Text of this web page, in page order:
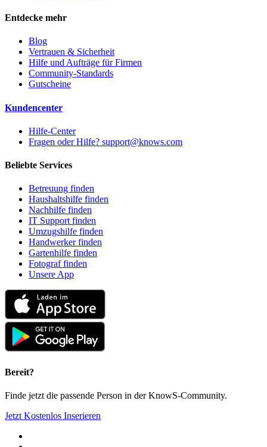
Entdecke mehr
Blog
Vertrauen & Sicherheit
Hilfe und Aufträge für Firmen
Community-Standards
Gutscheine
Kundencenter
Hilfe-Center
Fragen oder Hilfe? support@knows.com
Beliebte Services
Betreuung finden
Haushaltshilfe finden
Nachhilfe finden
IT Support finden
Umzugshilfe finden
Handwerker finden
Gartenhilfe finden
Fotograf finden
Unsere App
Bereit?
Finde jetzt die passende Person in der KnowS-Community.
Jetzt Kostenlos Inserieren